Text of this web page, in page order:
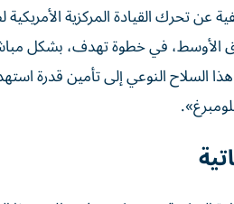
تحرك القيادة المركزية
الأوسط، في خطوة تهدف، بشكل
السلاح النوعي إلى تأمين قدرة